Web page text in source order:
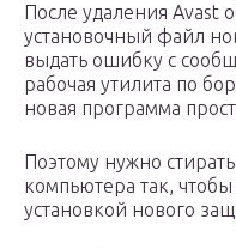
После удаления Avast
установочный файл
выдать ошибку с
рабочая утилита по
новая программа
Поэтому нужно
компьютера так,
установкой нового